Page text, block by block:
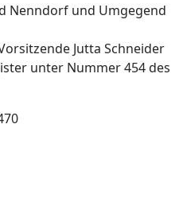
Nenndorf und Umgegend
Jutta Schneider
unter Nummer 454 des